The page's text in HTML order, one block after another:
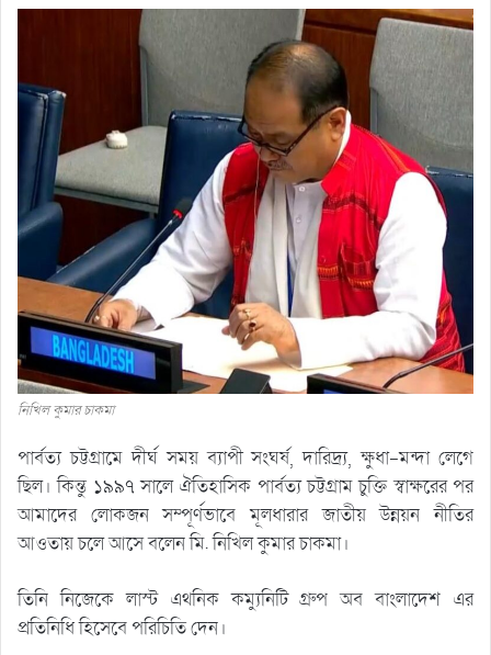
নিখিল কুমার চাকমা
পার্বত্য চট্টগ্রামে দীর্ঘ সময় ব্যাপী সংঘর্ষ, দারিদ্র্য, ক্ষুধা-মন্দা লেগে
ছিল। কিন্তু ১৯৯৭ সালে ঐতিহাসিক পার্বত্য চট্টগ্রাম চুক্তি স্বাক্ষরের পর
আমাদের লোকজন সম্পূর্ণভাবে মূলধারার জাতীয় উন্নয়ন নীতির
আওতায় চলে আসে বলেন মি. নিখিল কুমার চাকমা।
তিনি নিজেকে লাস্ট এথনিক কম্যুনিটি গ্রুপ অব বাংলাদেশ এর
প্রতিনিধি হিসেবে পরিচিতি দেন।